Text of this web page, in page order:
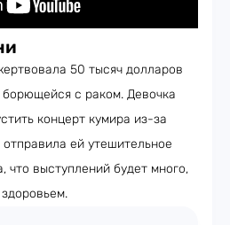
50 тысяч долларов
борющейся с раком. Девочка
концерт кумира из-за
ей утешительное
что выступлений будет много,